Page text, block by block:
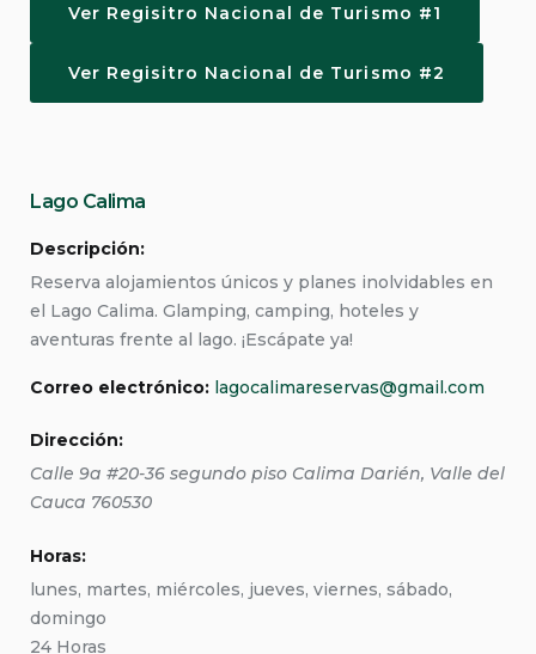
Ver Regisitro Nacional de Turismo #1
Ver Regisitro Nacional de Turismo #2
Lago Calima
Descripción:
Reserva alojamientos únicos y planes inolvidables en
el Lago Calima. Glamping, camping, hoteles y
aventuras frente al lago. ¡Escápate ya!
Correo electrónico: lagocalimareservas@gmail.com
Dirección:
Calle 9a #20-36 segundo piso Calima Darién, Valle del
Cauca 760530
Horas:
lunes, martes, miércoles, jueves, viernes, sábado,
domingo
24 Horas